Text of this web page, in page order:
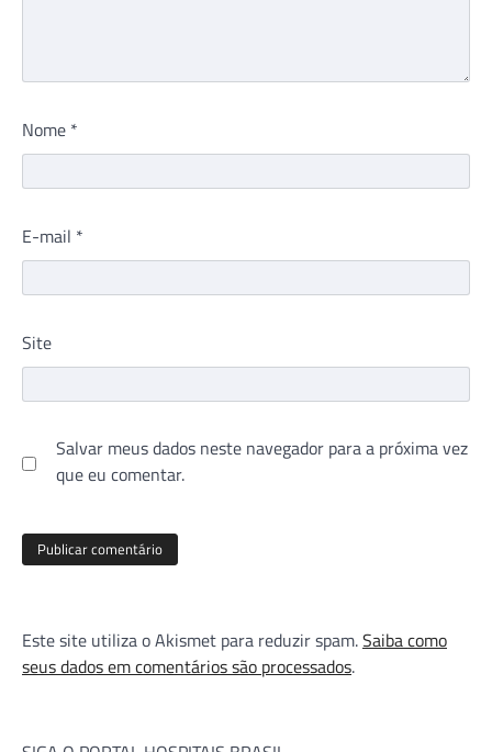
Nome *
E-mail *
Site
Salvar meus dados neste navegador para a próxima vez
que eu comentar.
Este site utiliza o Akismet para reduzir spam.Saiba como
seus dados em comentários são processados.